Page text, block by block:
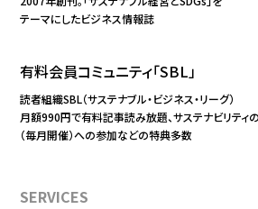
テーマにしたビジネス情報誌
有料会員コミュニティ「SBL」
読者組織SBL（サステナブル・ビジネス・リーグ）
月額990円で有料記事読み放題、サステナビリティ
（毎月開催）への参加などの特典多数
SERVICES